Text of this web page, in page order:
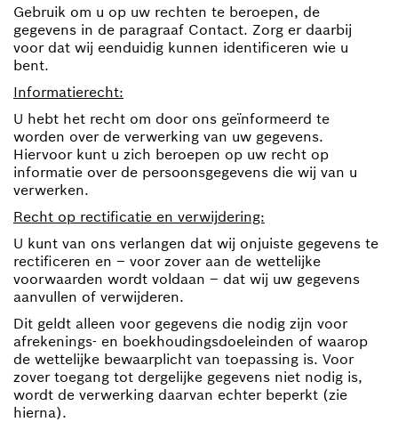
Gebruik om u op uw rechten te beroepen, de
gegevens in de paragraaf Contact. Zorg er daarbij
voor dat wij eenduidig kunnen identificeren wie u
bent.
Informatierecht:
U hebt het recht om door ons geïnformeerd te
worden over de verwerking van uw gegevens.
Hiervoor kunt u zich beroepen op uw recht op
informatie over de persoonsgegevens die wij van u
verwerken.
Recht op rectificatie en verwijdering:
U kunt van ons verlangen dat wij onjuiste gegevens te
rectificeren en – voor zover aan de wettelijke
voorwaarden wordt voldaan – dat wij uw gegevens
aanvullen of verwijderen.
Dit geldt alleen voor gegevens die nodig zijn voor
afrekenings- en boekhoudingsdoeleinden of waarop
de wettelijke bewaarplicht van toepassing is. Voor
zover toegang tot dergelijke gegevens niet nodig is,
wordt de verwerking daarvan echter beperkt (zie
hierna).